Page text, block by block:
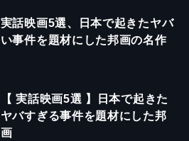
実話映画5選、日本で起きたヤバ
い事件を題材にした邦画の名作
【 実話映画5選 】日本で起きた
ヤバすぎる事件を題材にした邦
画